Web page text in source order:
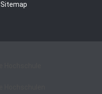
Sitemap